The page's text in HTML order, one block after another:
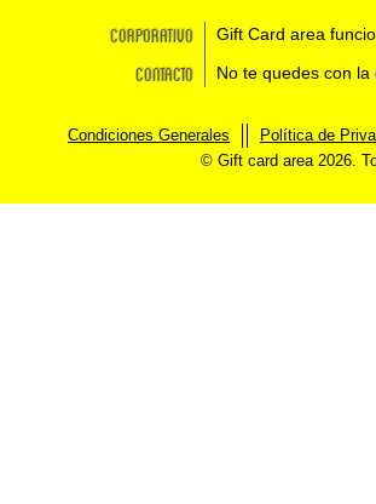
Corporativo Gift Card area
Contacto No te quedes con
Condiciones Generales Política de
© Gift card area 2026.